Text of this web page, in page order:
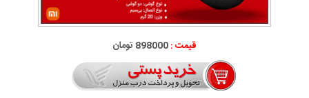
قیمت :898000 تومان